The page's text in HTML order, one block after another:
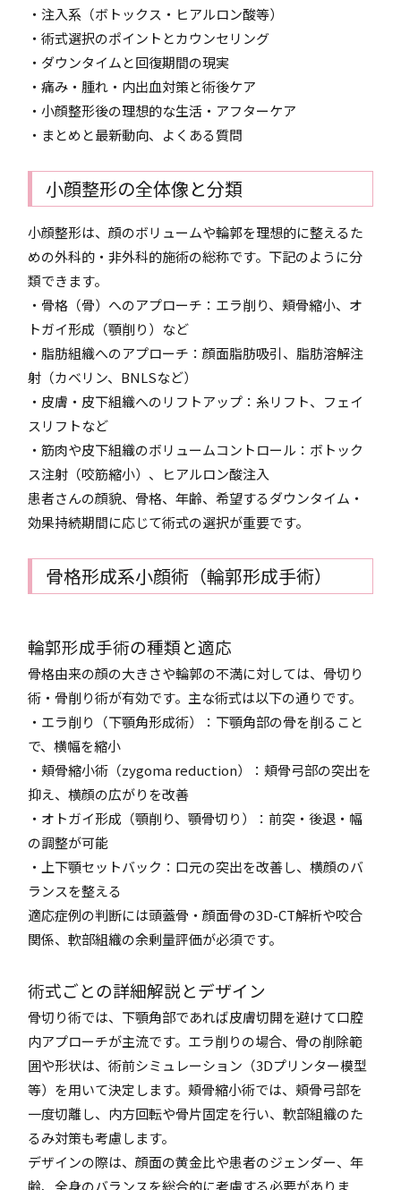
・注入系（ボトックス・ヒアルロン酸等）
・術式選択のポイントとカウンセリング
・ダウンタイムと回復期間の現実
・痛み・腫れ・内出血対策と術後ケア
・小顔整形後の理想的な生活・アフターケア
・まとめと最新動向、よくある質問
小顔整形の全体像と分類
小顔整形は、顔のボリュームや輪郭を理想的に整えるた
めの外科的・非外科的施術の総称です。下記のように分
類できます。
・骨格（骨）へのアプローチ：エラ削り、頬骨縮小、オ
トガイ形成（顎削り）など
・脂肪組織へのアプローチ：顔面脂肪吸引、脂肪溶解注
射（カベリン、BNLSなど）
・皮膚・皮下組織へのリフトアップ：糸リフト、フェイ
スリフトなど
・筋肉や皮下組織のボリュームコントロール：ボトック
ス注射（咬筋縮小）、ヒアルロン酸注入
患者さんの顔貌、骨格、年齢、希望するダウンタイム・
効果持続期間に応じて術式の選択が重要です。
骨格形成系小顔術（輪郭形成手術）
輪郭形成手術の種類と適応
骨格由来の顔の大きさや輪郭の不満に対しては、骨切り
術・骨削り術が有効です。主な術式は以下の通りです。
・エラ削り（下顎角形成術）：下顎角部の骨を削ること
で、横幅を縮小
・頬骨縮小術（zygoma reduction）：頬骨弓部の突出を
抑え、横顔の広がりを改善
・オトガイ形成（顎削り、顎骨切り）：前突・後退・幅
の調整が可能
・上下顎セットバック：口元の突出を改善し、横顔のバ
ランスを整える
適応症例の判断には頭蓋骨・顔面骨の3D-CT解析や咬合
関係、軟部組織の余剰量評価が必須です。
術式ごとの詳細解説とデザイン
骨切り術では、下顎角部であれば皮膚切開を避けて口腔
内アプローチが主流です。エラ削りの場合、骨の削除範
囲や形状は、術前シミュレーション（3Dプリンター模型
等）を用いて決定します。頬骨縮小術では、頬骨弓部を
一度切離し、内方回転や骨片固定を行い、軟部組織のた
るみ対策も考慮します。
デザインの際は、顔面の黄金比や患者のジェンダー、年
齢、全身のバランスを総合的に考慮する必要がありま